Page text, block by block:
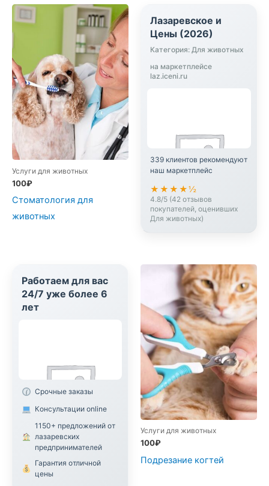
Услуги для животных
100₽
Стоматология для
животных
Лазаревское и
Цены (2026)
Категория: Для животных
на маркетплейсе
laz.iceni.ru
339 клиентов рекомендуют
наш маркетплейс
★★★★½
4.8/5 (42 отзывов
покупателей, оценивших
Для животных)
Работаем для вас
24/7 уже более 6
лет
Срочные заказы
Консультации online
1150+ предложений от
лазаревских
предпринимателей
Гарантия отличной
цены
Услуги для животных
100₽
Подрезание когтей